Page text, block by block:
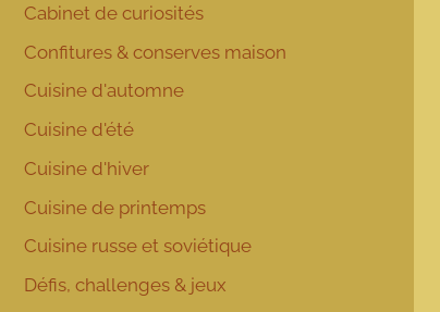
Cabinet de curiosités
Confitures & conserves maison
Cuisine d'automne
Cuisine d'été
Cuisine d'hiver
Cuisine de printemps
Cuisine russe et soviétique
Défis, challenges & jeux